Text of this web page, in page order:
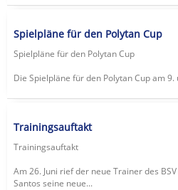
Spielpläne für den Polytan Cup
Spielpläne für den Polytan Cup
Die Spielpläne für den Polytan Cup am 9.
Trainingsauftakt
Trainingsauftakt
Am 26. Juni rief der neue Trainer des
Santos seine neue...